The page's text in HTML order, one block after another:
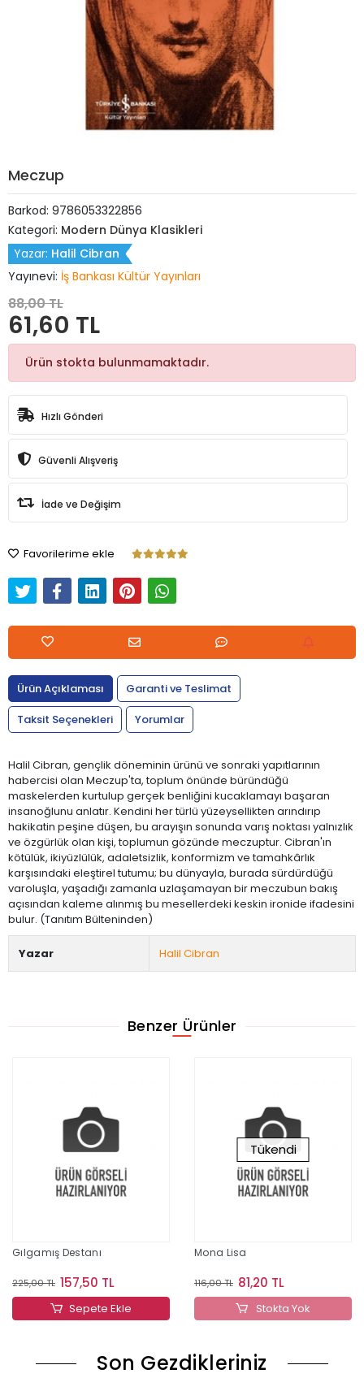
Meczup
Barkod: 9786053322856
Kategori: Modern Dünya Klasikleri
Yazar: Halil Cibran
Yayınevi: İş Bankası Kültür Yayınları
88,00 TL
61,60 TL
Ürün stokta bulunmamaktadır.
Hızlı Gönderi
Güvenli Alışveriş
İade ve Değişim
Favorilerime ekle
Ürün Açıklaması
Garanti ve Teslimat
Taksit Seçenekleri
Yorumlar
Halil Cibran, gençlik döneminin ürünü ve sonraki yapıtlarının
habercisi olan Meczup'ta, toplum önünde büründüğü
maskelerden kurtulup gerçek benliğini kucaklamayı başaran
insanoğlunu anlatır. Kendini her türlü yüzeysellikten arındırıp
hakikatin peşine düşen, bu arayışın sonunda varış noktası yalnızlık
ve özgürlük olan kişi, toplumun gözünde meczuptur. Cibran'ın
kötülük, ikiyüzlülük, adaletsizlik, konformizm ve tamahkârlık
karşısındaki eleştirel tutumu; bu dünyayla, burada sürdürdüğü
varoluşla, yaşadığı zamanla uzlaşamayan bir meczubun bakış
açısından kaleme alınmış bu mesellerdeki keskin ironide ifadesini
bulur. (Tanıtım Bülteninden)
Yazar Halil Cibran
Benzer Ürünler
Gılgamış Destanı
225,00 TL 157,50 TL
Sepete Ekle
Tükendi
Mona Lisa
116,00 TL 81,20 TL
Stokta Yok
Son Gezdikleriniz